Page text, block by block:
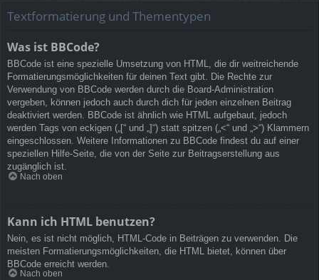
Textformatierung und Thementypen
Was ist BBCode?
BBCode ist eine spezielle Umsetzung von HTML, die dir weitreichende
Formatierungsmöglichkeiten für deinen Text gibt. Die Rechte zur
Verwendung von BBCode werden durch die Board-Administration
vergeben, können jedoch auch durch dich für jeden einzelnen Beitrag
deaktiviert werden. BBCode ist ähnlich wie HTML aufgebaut, jedoch
werden Tags von eckigen („[“ und „]“) statt spitzen („<“ und „>“) Klammern
eingeschlossen. Weitere Informationen zu BBCode findest du auf einer
speziellen Hilfe-Seite, die von der Seite zur Beitragserstellung aus
zugänglich ist.
Nach oben
Kann ich HTML benutzen?
Nein, es ist nicht möglich, HTML-Code in Beiträgen zu verwenden. Die
meisten Formatierungsmöglichkeiten, die HTML bietet, können über
BBCode erreicht werden.
Nach oben